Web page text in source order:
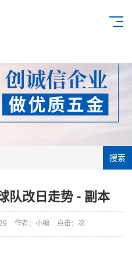
搜索
队改日走势 - 副本
作者：小编 点击： 次